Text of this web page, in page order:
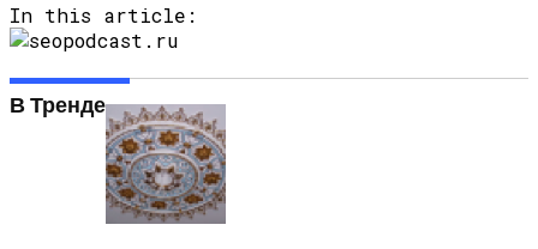
In this article:
В Тренде